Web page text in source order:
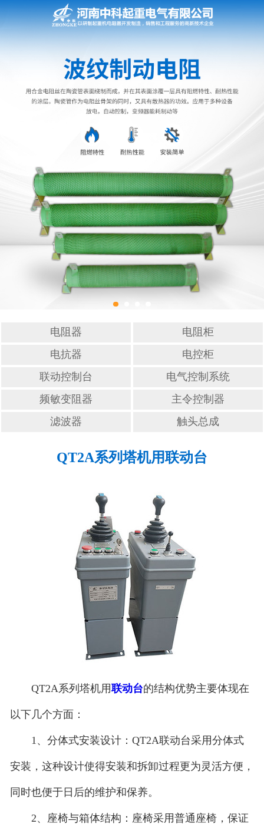
网站首页
电阻柜
电抗器
电控柜
电气控制系统
频敏变阻器
主令控制器
滤波器
电阻器
电阻柜
电抗器
电控柜
联动控制台
电气控制系统
频敏变阻器
主令控制器
滤波器
触头总成
QT2A系列塔机用联动台
QT2A系列塔机用联动台的结构优势主要体现在
以下几个方面：
1、分体式安装设计：QT2A联动台采用分体式
安装，这种设计使得安装和拆卸过程更为灵活方便，
同时也便于日后的维护和保养。
2、座椅与箱体结构：座椅采用普通座椅，保证